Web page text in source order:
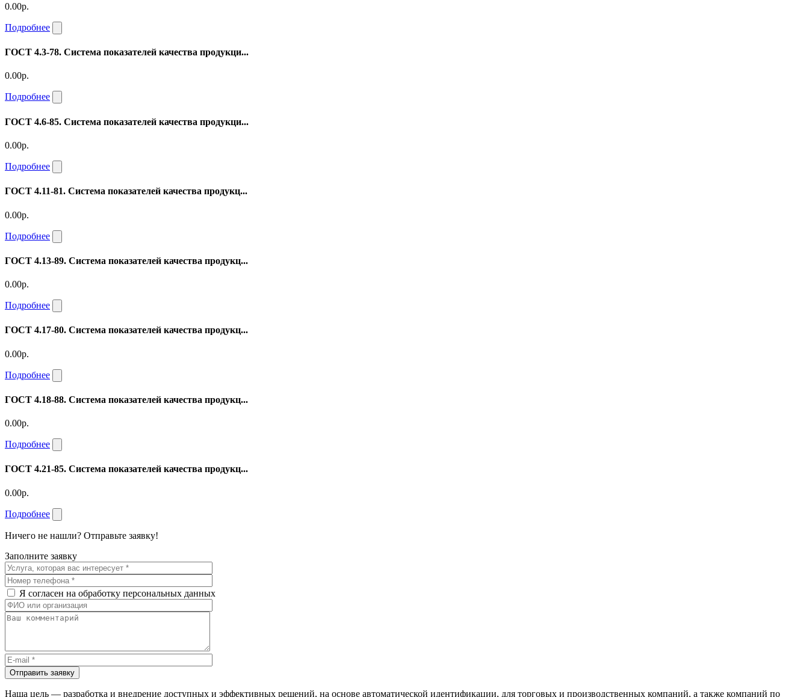
0.00р.
Подробнее
ГОСТ 4.3-78. Система показателей качества продукци...
0.00р.
Подробнее
ГОСТ 4.6-85. Система показателей качества продукци...
0.00р.
Подробнее
ГОСТ 4.11-81. Система показателей качества продукц...
0.00р.
Подробнее
ГОСТ 4.13-89. Система показателей качества продукц...
0.00р.
Подробнее
ГОСТ 4.17-80. Система показателей качества продукц...
0.00р.
Подробнее
ГОСТ 4.18-88. Система показателей качества продукц...
0.00р.
Подробнее
ГОСТ 4.21-85. Система показателей качества продукц...
0.00р.
Подробнее
Ничего не нашли? Отправьте заявку!
Заполните заявку
Я согласен на обработку персональных данных
Отправить заявку
Наша цель — разработка и внедрение доступных и эффективных решений, на основе автоматической идентификации, для торговых и производственных компаний, а также компаний по